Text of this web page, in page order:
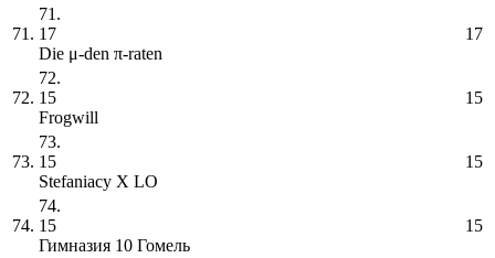
71.
71.
17
Die μ-den π-raten
17
72.
72.
15
Frogwill
15
73.
73.
15
Stefaniacy X LO
15
74.
74.
15
Гимназия 10 Гомель
15